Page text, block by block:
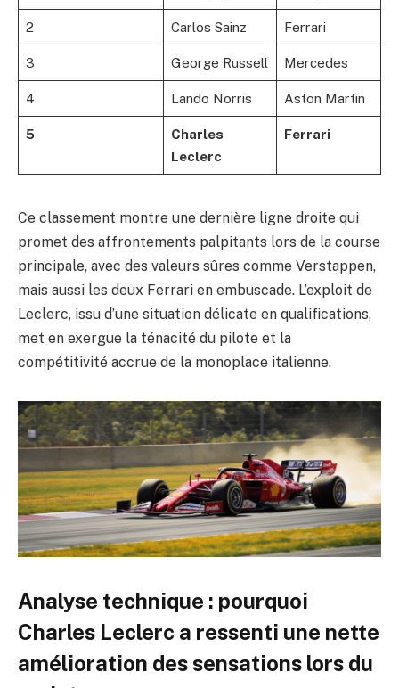
2 Carlos Sainz Ferrari
3 George Russell Mercedes
4 Lando Norris Aston Martin
5
Charles
Leclerc
Ferrari
Ce classement montre une dernière ligne droite qui
promet des affrontements palpitants lors de la course
principale, avec des valeurs sûres comme Verstappen,
mais aussi les deux Ferrari en embuscade. L’exploit de
Leclerc, issu d’une situation délicate en qualifications,
met en exergue la ténacité du pilote et la
compétitivité accrue de la monoplace italienne.
Analyse technique : pourquoi
Charles Leclerc a ressenti une nette
amélioration des sensations lors du